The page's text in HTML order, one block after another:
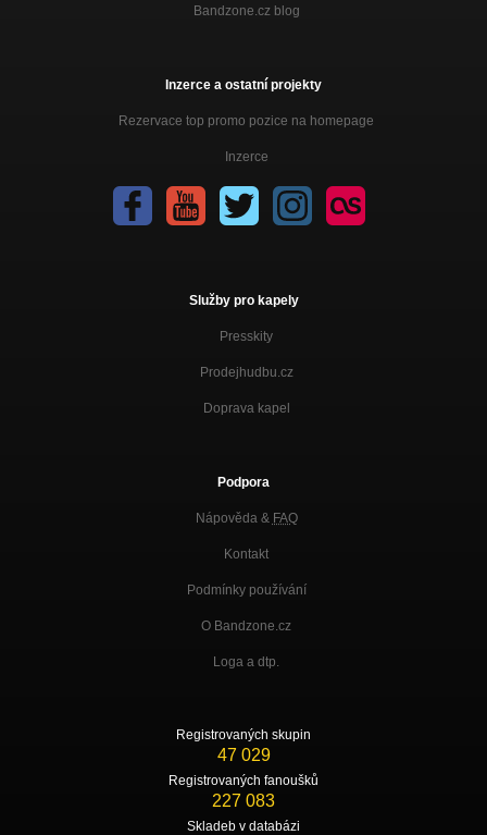
Bandzone.cz blog
Inzerce a ostatní projekty
Rezervace top promo pozice na homepage
Inzerce
Služby pro kapely
Presskity
Prodejhudbu.cz
Doprava kapel
Podpora
Nápověda & FAQ
Kontakt
Podmínky používání
O Bandzone.cz
Loga a dtp.
Registrovaných skupin
47 029
Registrovaných fanoušků
227 083
Skladeb v databázi